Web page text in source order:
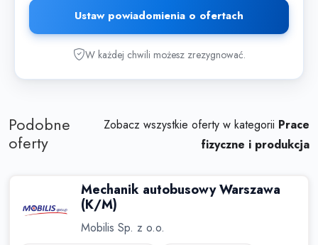
Ustaw powiadomienia o ofertach
W każdej chwili możesz zrezygnować.
Podobne
oferty
Zobacz wszystkie oferty w kategorii Prace
fizyczne i produkcja
Mechanik autobusowy Warszawa
(K/M)
Mobilis Sp. z o.o.